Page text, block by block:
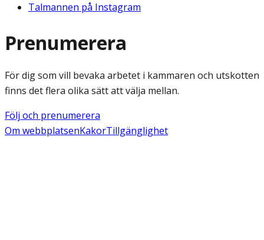
Talmannen på Instagram
Prenumerera
För dig som vill bevaka arbetet i kammaren och utskotten
finns det flera olika sätt att välja mellan.
Följ och prenumerera
Om webbplatsenKakorTillgänglighet